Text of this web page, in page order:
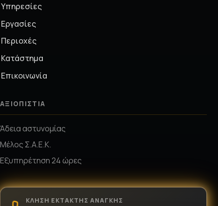
Υπηρεσίες
Εργασίες
Περιοχές
Κατάστημα
Επικοινωνία
ΑΞΙΟΠΙΣΤΊΑ
Άδεια αστυνομίας
Μέλος Σ.Α.Ε.Κ.
Εξυπηρέτηση 24 ώρες
ΚΛΉΣΗ ΈΚΤΑΚΤΗΣ ΑΝΆΓΚΗΣ